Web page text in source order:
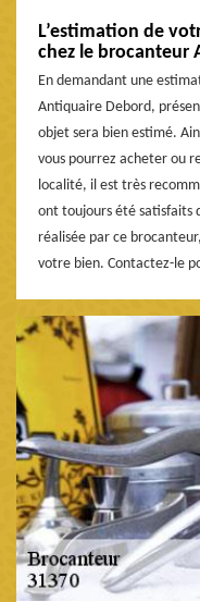
L’estimation de
chez le brocanteur
En demandant une
Antiquaire Debord,
objet sera bien estimé.
vous pourrez acheter ou
localité, il est très
ont toujours été satisfaits
réalisée par ce
votre bien. Contactez-le